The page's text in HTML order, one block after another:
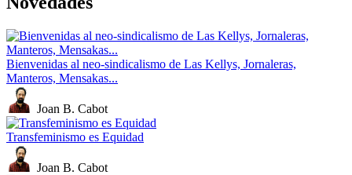
Bienvenidas al neo-sindicalismo de Las Kellys, Jornaleras,
Manteros, Mensakas...
Joan B. Cabot
Transfeminismo es Equidad
Joan B. Cabot